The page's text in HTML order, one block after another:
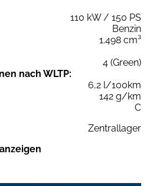
110 kW / 150 PS
Benzin
1.498 cm³
4 (Green)
nach WLTP:
6,2 l/100km
142 g/km
C
Zentrallager